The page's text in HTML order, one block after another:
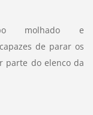
molhado e
de parar os
parte do elenco da